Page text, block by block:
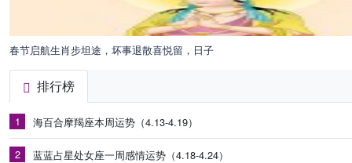
春节启航生肖步坦途，坏事退散喜悦留，日子
排行榜
1 海百合摩羯座本周运势（4.13-4.19）
2 蓝蓝占星处女座一周感情运势（4.18-4.24）